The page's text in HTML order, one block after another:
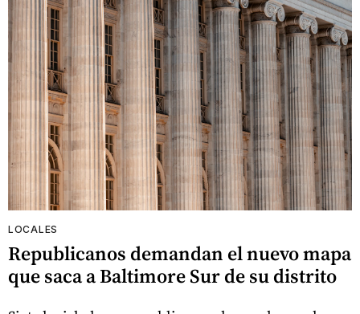
LOCALES
Republicanos demandan el nuevo mapa
que saca a Baltimore Sur de su distrito